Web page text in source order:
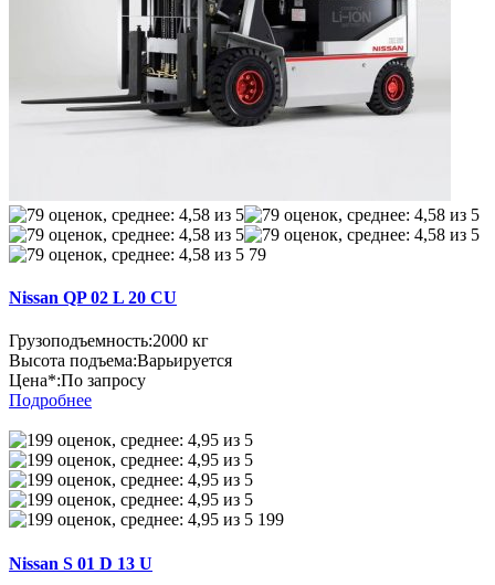
79
Nissan QP 02 L 20 CU
Грузоподъемность:2000 кг
Высота подъема:Варьируется
Цена*:По запросу
Подробнее
199
Nissan S 01 D 13 U